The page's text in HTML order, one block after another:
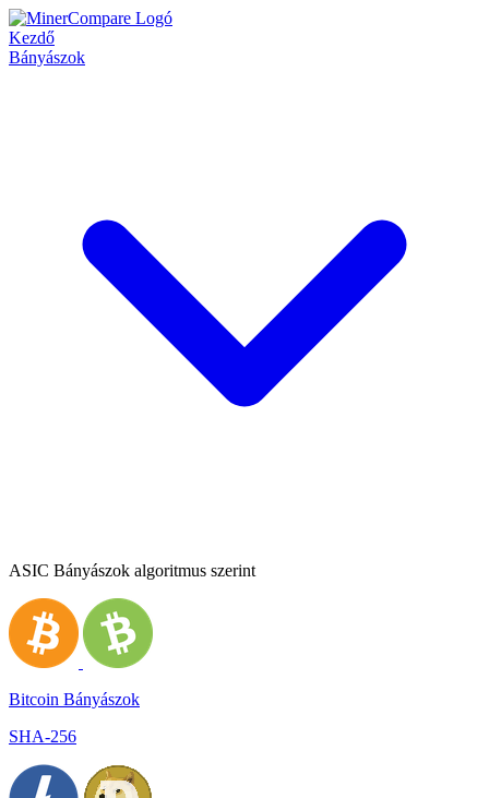
Kezdő
Bányászok
ASIC Bányászok algoritmus szerint
Bitcoin Bányászok
SHA-256